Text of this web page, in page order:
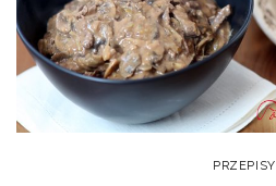
PRZEPISY